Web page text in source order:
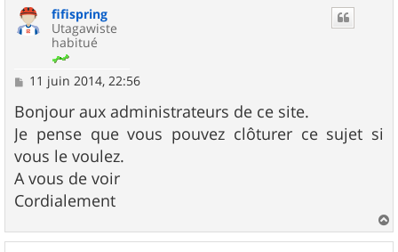
fifispring
Utagawiste
habitué
M
s
s
a
g
e
11 juin 2014, 22:56
Bonjour aux administrateurs de ce site.
Je pense que vous pouvez clôturer ce sujet si
vous le voulez.
A vous de voir
Cordialement
a